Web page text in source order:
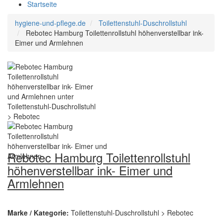
Startseite
hygiene-und-pflege.de
Toilettenstuhl-Duschrollstuhl
Rebotec Hamburg Toilettenrollstuhl höhenverstellbar ink-
Eimer und Armlehnen
Rebotec Hamburg Toilettenrollstuhl
höhenverstellbar ink- Eimer und
Armlehnen
Marke / Kategorie: Toilettenstuhl-Duschrollstuhl > Rebotec